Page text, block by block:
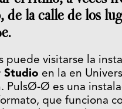
de la calle de los
puede visitarse la
Studio en la en
PulsØ-Ø es una
que funciona